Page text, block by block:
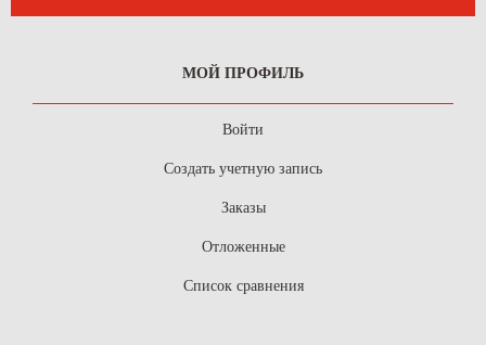
МОЙ ПРОФИЛЬ
Войти
Создать учетную запись
Заказы
Отложенные
Список сравнения